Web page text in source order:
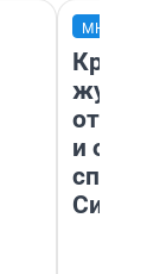
и